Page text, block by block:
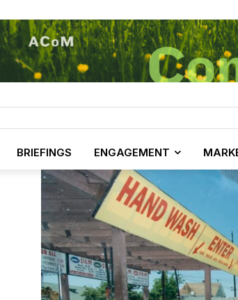
BRIEFINGS ENGAGEMENT